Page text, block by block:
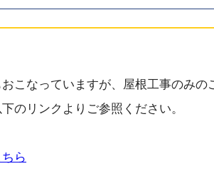
こなっていますが、屋根工事のみの
のリンクよりご参照ください。
ちら